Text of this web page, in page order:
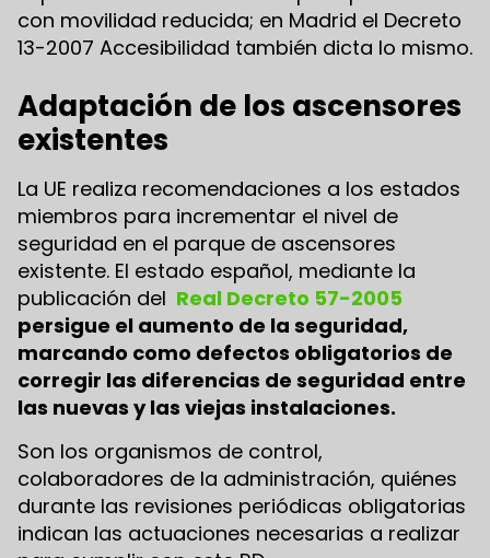
con movilidad reducida; en Madrid el Decreto
13-2007 Accesibilidad también dicta lo mismo.
Adaptación de los ascensores
existentes
La UE realiza recomendaciones a los estados
miembros para incrementar el nivel de
seguridad en el parque de ascensores
existente. El estado español, mediante la
publicación del Real Decreto 57-2005
persigue el aumento de la seguridad,
marcando como defectos obligatorios de
corregir las diferencias de seguridad entre
las nuevas y las viejas instalaciones.
Son los organismos de control,
colaboradores de la administración, quiénes
durante las revisiones periódicas obligatorias
indican las actuaciones necesarias a realizar